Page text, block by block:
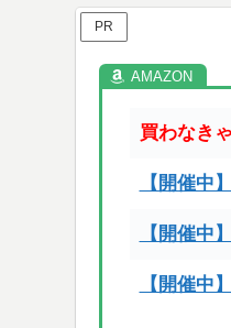
PR
買わなき
【開催中
【開催中
【開催中